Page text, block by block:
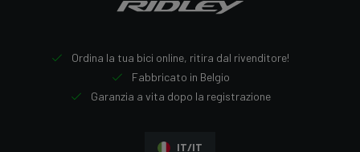
Ordina la tua bici online, ritira dal rivenditore!
Fabbricato in Belgio
Garanzia a vita dopo la registrazione
IT/IT